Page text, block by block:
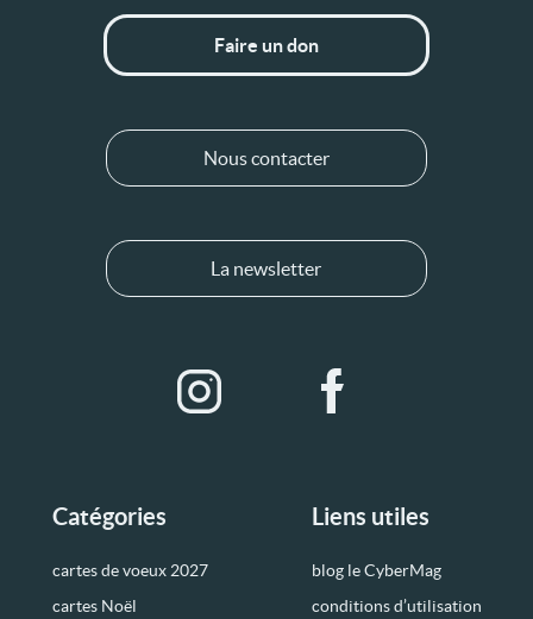
Catégories
cartes de voeux 2027
cartes Noël
Liens utiles
blog le CyberMag
conditions d’utilisation
Faire un don
Nous contacter
La newsletter